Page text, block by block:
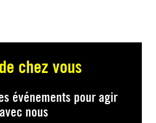
chez vous
événements pour agir
avec nous